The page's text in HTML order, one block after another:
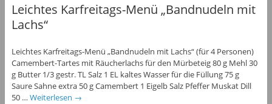
Leichtes Karfreitags-Menü „Bandnudeln mit
Lachs“
Leichtes Karfreitags-Menü „Bandnudeln mit Lachs“ (für 4 Personen)
Camembert-Tartes mit Räucherlachs für den Mürbeteig 80 g Mehl 30
g Butter 1/3 gestr. TL Salz 1 EL kaltes Wasser für die Füllung 75 g
Saure Sahne extra 50 g Camembert 1 Eigelb Salz Pfeffer Muskat Dill
50 … Weiterlesen →